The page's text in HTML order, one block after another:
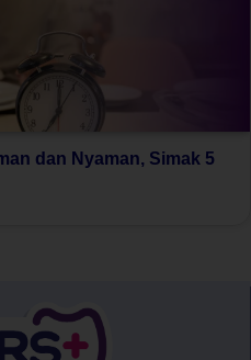
dan Nyaman, Simak 5